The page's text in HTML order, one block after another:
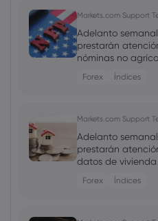
Markets.com Support
Adelanto
prestarán
nóminas no
Forex Índices
Markets.com Support
Adelanto
prestarán
datos de vivienda
Forex Índices